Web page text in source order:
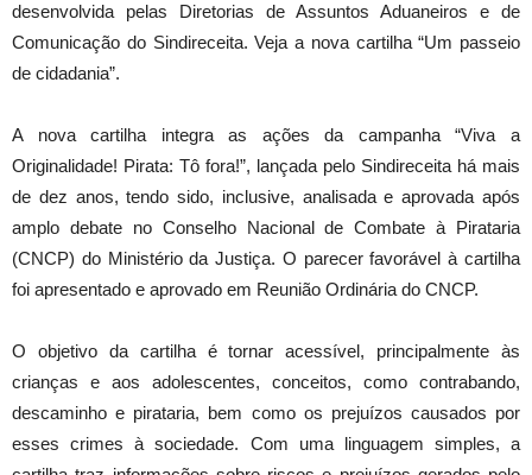
desenvolvida pelas Diretorias de Assuntos Aduaneiros e de
Comunicação do Sindireceita. Veja a nova cartilha “Um passeio
de cidadania”.
A nova cartilha integra as ações da campanha “Viva a
Originalidade! Pirata: Tô fora!”, lançada pelo Sindireceita há mais
de dez anos, tendo sido, inclusive, analisada e aprovada após
amplo debate no Conselho Nacional de Combate à Pirataria
(CNCP) do Ministério da Justiça. O parecer favorável à cartilha
foi apresentado e aprovado em Reunião Ordinária do CNCP.
O objetivo da cartilha é tornar acessível, principalmente às
crianças e aos adolescentes, conceitos, como contrabando,
descaminho e pirataria, bem como os prejuízos causados por
esses crimes à sociedade. Com uma linguagem simples, a